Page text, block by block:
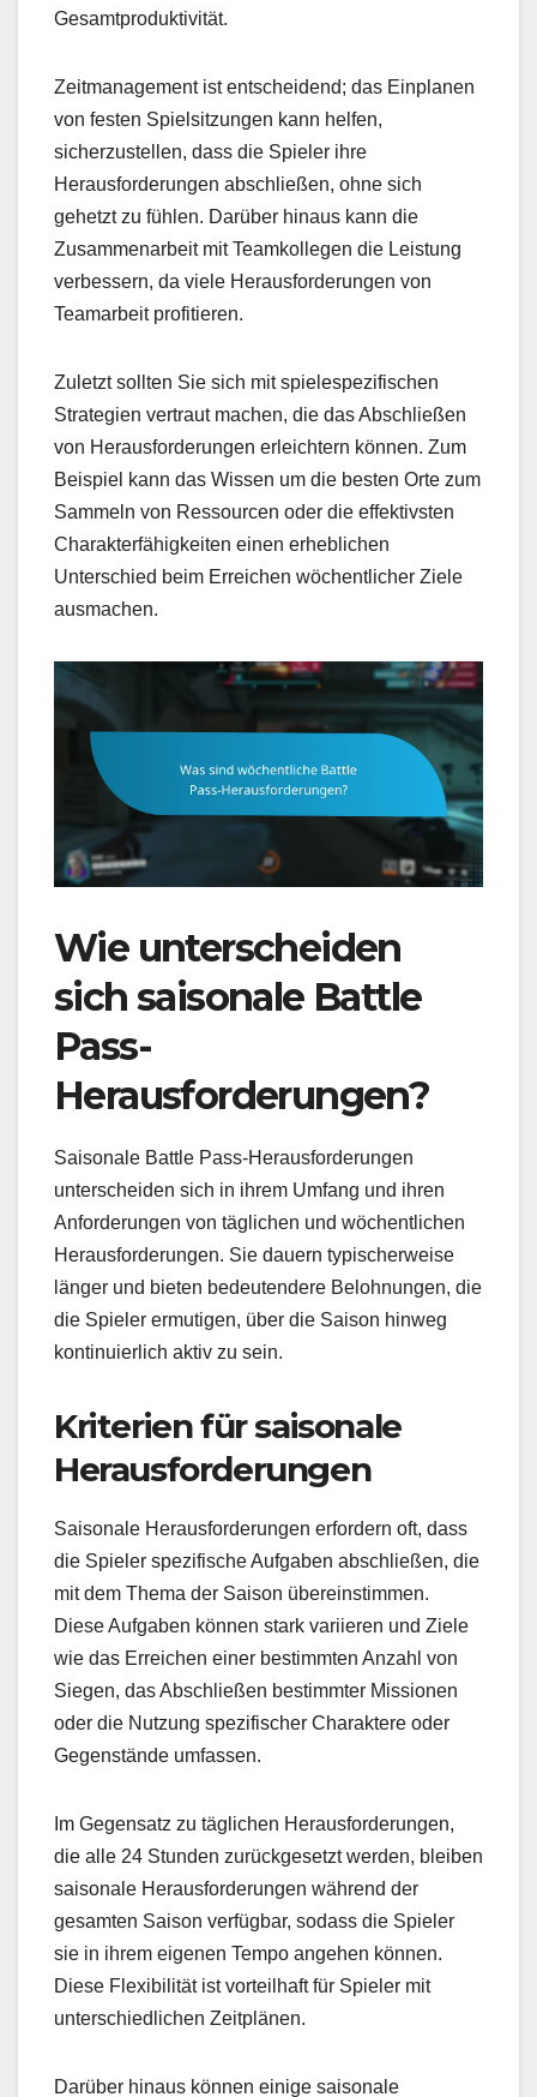
Gesamtproduktivität.
Zeitmanagement ist entscheidend; das Einplanen
von festen Spielsitzungen kann helfen,
sicherzustellen, dass die Spieler ihre
Herausforderungen abschließen, ohne sich
gehetzt zu fühlen. Darüber hinaus kann die
Zusammenarbeit mit Teamkollegen die Leistung
verbessern, da viele Herausforderungen von
Teamarbeit profitieren.
Zuletzt sollten Sie sich mit spielespezifischen
Strategien vertraut machen, die das Abschließen
von Herausforderungen erleichtern können. Zum
Beispiel kann das Wissen um die besten Orte zum
Sammeln von Ressourcen oder die effektivsten
Charakterfähigkeiten einen erheblichen
Unterschied beim Erreichen wöchentlicher Ziele
ausmachen.
Wie unterscheiden
sich saisonale Battle
Pass-
Herausforderungen?
Saisonale Battle Pass-Herausforderungen
unterscheiden sich in ihrem Umfang und ihren
Anforderungen von täglichen und wöchentlichen
Herausforderungen. Sie dauern typischerweise
länger und bieten bedeutendere Belohnungen, die
die Spieler ermutigen, über die Saison hinweg
kontinuierlich aktiv zu sein.
Kriterien für saisonale
Herausforderungen
Saisonale Herausforderungen erfordern oft, dass
die Spieler spezifische Aufgaben abschließen, die
mit dem Thema der Saison übereinstimmen.
Diese Aufgaben können stark variieren und Ziele
wie das Erreichen einer bestimmten Anzahl von
Siegen, das Abschließen bestimmter Missionen
oder die Nutzung spezifischer Charaktere oder
Gegenstände umfassen.
Im Gegensatz zu täglichen Herausforderungen,
die alle 24 Stunden zurückgesetzt werden, bleiben
saisonale Herausforderungen während der
gesamten Saison verfügbar, sodass die Spieler
sie in ihrem eigenen Tempo angehen können.
Diese Flexibilität ist vorteilhaft für Spieler mit
unterschiedlichen Zeitplänen.
Darüber hinaus können einige saisonale